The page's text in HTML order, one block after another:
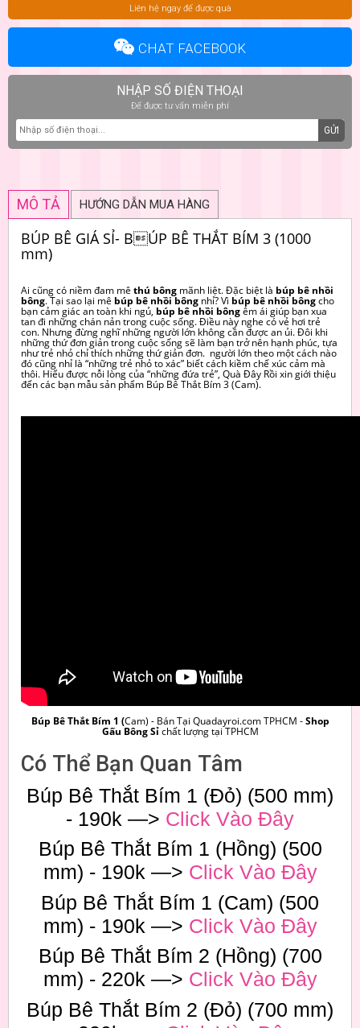
Liên hệ ngay để được quà
CHAT FACEBOOK
NHẬP SỐ ĐIỆN THOẠI
Để được tư vấn miễn phí
GỬI
MÔ TẢ HƯỚNG DẪN MUA HÀNG
BÚP BÊ GIÁ SỈ- BÚP BÊ THẮT BÍM 3 (1000
mm)
Ai cũng có niềm đam mê thú bông mãnh liệt. Đặc biệt là búp bê nhồi
bông. Tại sao lại mê búp bê nhồi bông nhỉ? Vì búp bê nhồi bôngcho
bạn cảm giác an toàn khi ngủ, búp bê nhồi bôngêm ái giúp bạn xua
tan đi những chán nản trong cuộc sống. Điều này nghe có vẻ hơi trẻ
con. Nhưng đừng nghĩ những người lớn không cần được an ủi. Đôi khi
những thứ đơn giản trong cuộc sống sẽ làm bạn trở nên hạnh phúc, tựa
như trẻ nhỏ chỉ thích những thứ giản đơn. người lớn theo một cách nào
đó cũng nhỉ là “những trẻ nhỏ to xác” biết cách kiềm chế xúc cảm mà
thôi. Hiểu được nỗi lòng của “những đứa trẻ”, Quà Đây Rồi xin giới thiệu
đến các bạn mẫu sản phẩm Búp Bê Thắt Bím 3 (Cam).
Búp Bê Thắt Bím 1 (Cam) - Bán Tại Quadayroi.com TPHCM -Shop
Gấu Bông Sỉchất lượng tại TPHCM
Có Thể Bạn Quan Tâm
Búp Bê Thắt Bím 1 (Đỏ) (500 mm)
- 190k —> Click Vào Đây
Búp Bê Thắt Bím 1 (Hồng) (500
mm) - 190k —> Click Vào Đây
Búp Bê Thắt Bím 1 (Cam) (500
mm) - 190k —> Click Vào Đây
Búp Bê Thắt Bím 2 (Hồng) (700
mm) - 220k —> Click Vào Đây
Búp Bê Thắt Bím 2 (Đỏ) (700 mm)